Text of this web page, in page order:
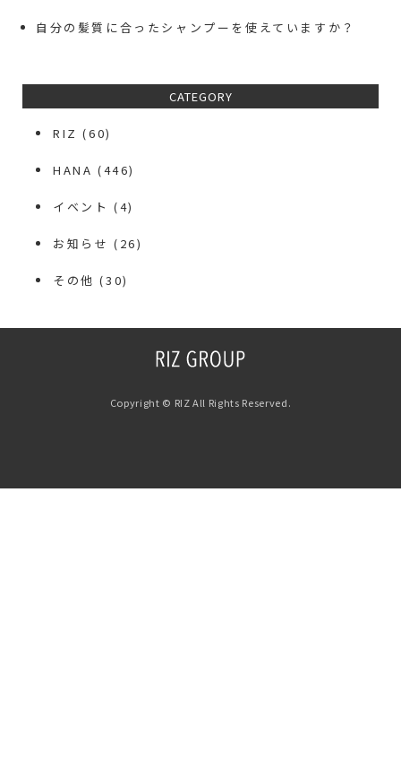
自分の髪質に合ったシャンプーを使えていますか？
CATEGORY
RIZ (60)
HANA (446)
イベント (4)
お知らせ (26)
その他 (30)
Copyright © RIZ All Rights Reserved.